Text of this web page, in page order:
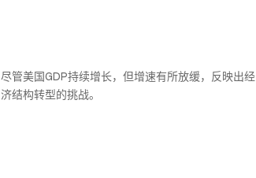
尽管美国GDP持续增长，但增速有所放缓，反映出经
济结构转型的挑战。